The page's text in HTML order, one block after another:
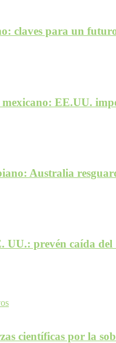
claves para un
EE.UU.
Australia
UU.: prevén caída
científicas por la